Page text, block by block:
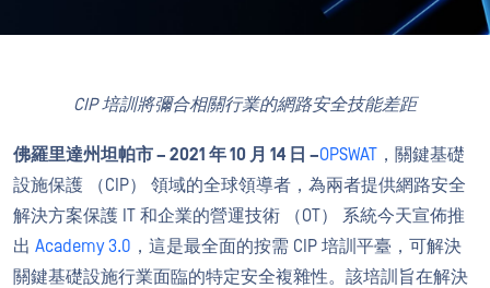
CIP培訓將彌合相關行業的網路安全技能差距
佛羅里達州坦帕市 – 2021 年 10 月 14 日 –OPSWAT ，關鍵基礎
設施保護 （CIP） 領域的全球領導者，為兩者提供網路安全
解決方案保護 IT 和企業的營運技術 （OT） 系統今天宣佈推
出 Academy 3.0 ，這是最全面的按需 CIP 培訓平臺，可解決
關鍵基礎設施行業面臨的特定安全複雜性。該培訓旨在解決